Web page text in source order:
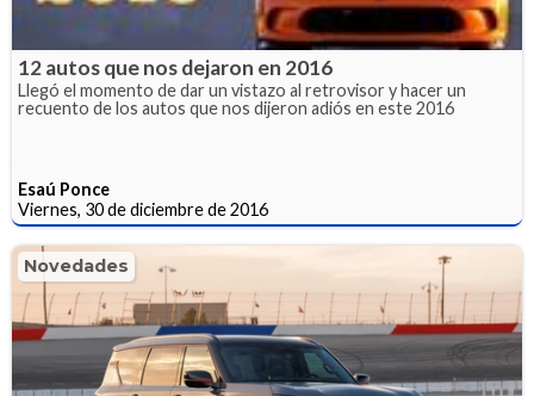
12 autos que nos dejaron en 2016
Llegó el momento de dar un vistazo al retrovisor y hacer un
recuento de los autos que nos dijeron adiós en este 2016
Esaú Ponce
Viernes, 30 de diciembre de 2016
Novedades